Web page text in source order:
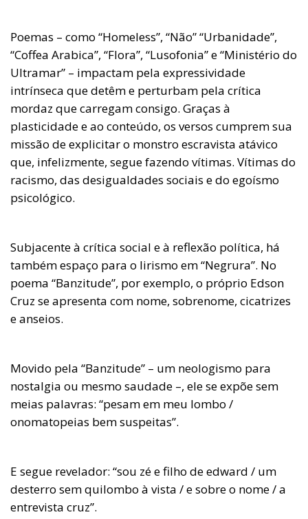
Poemas – como “Homeless”, “Não” “Urbanidade”,
“Coffea Arabica”, “Flora”, “Lusofonia” e “Ministério do
Ultramar” – impactam pela expressividade
intrínseca que detêm e perturbam pela crítica
mordaz que carregam consigo. Graças à
plasticidade e ao conteúdo, os versos cumprem sua
missão de explicitar o monstro escravista atávico
que, infelizmente, segue fazendo vítimas. Vítimas do
racismo, das desigualdades sociais e do egoísmo
psicológico.
Subjacente à crítica social e à reflexão política, há
também espaço para o lirismo em “Negrura”. No
poema “Banzitude”, por exemplo, o próprio Edson
Cruz se apresenta com nome, sobrenome, cicatrizes
e anseios.
Movido pela “Banzitude” – um neologismo para
nostalgia ou mesmo saudade –, ele se expõe sem
meias palavras: “pesam em meu lombo /
onomatopeias bem suspeitas”.
E segue revelador: “sou zé e filho de edward / um
desterro sem quilombo à vista / e sobre o nome / a
entrevista cruz”.